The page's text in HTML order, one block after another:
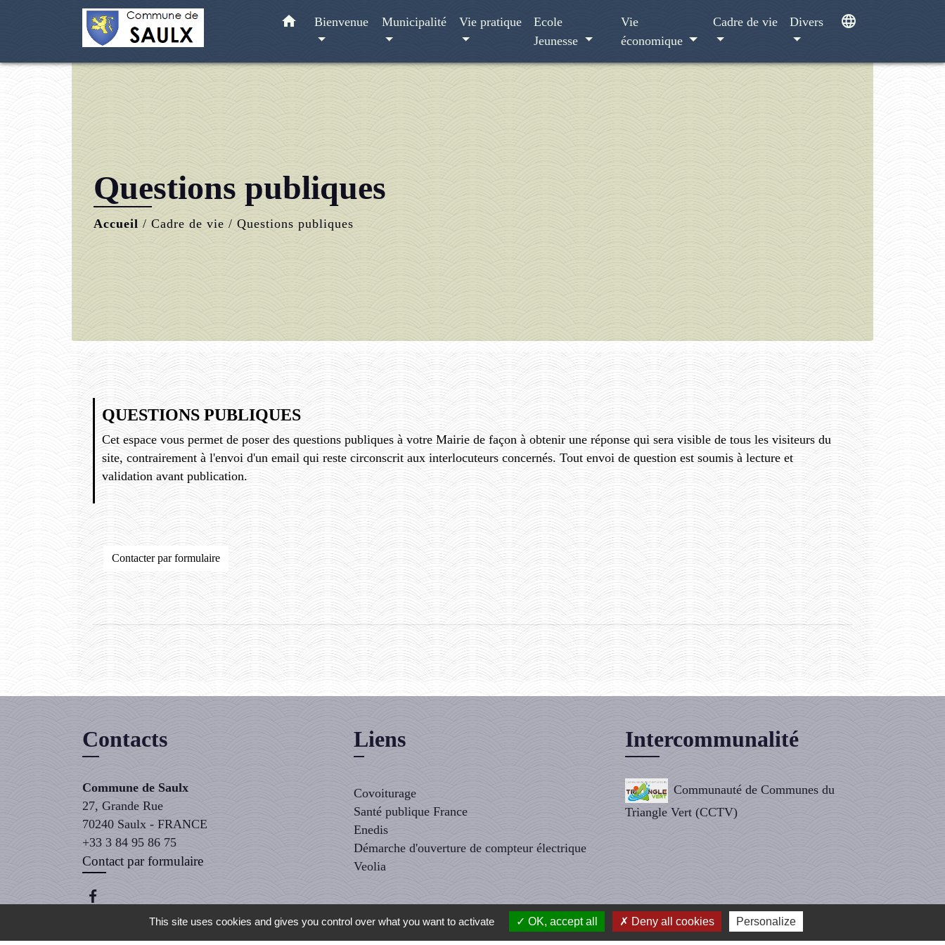
home Bienvenue Municipalité Vie pratique
Ecole
Jeunesse
Vie
économique
Cadre de vie Divers language
Questions publiques
Accueil / Cadre de vie / Questions publiques
QUESTIONS PUBLIQUES
Cet espace vous permet de poser des questions publiques à votre Mairie de façon à obtenir une réponse qui sera visible de tous les visiteurs du
site, contrairement à l'envoi d'un email qui reste circonscrit aux interlocuteurs concernés. Tout envoi de question est soumis à lecture et
validation avant publication.
Contacter par formulaire
Contacts
Commune de Saulx
27, Grande Rue
70240 Saulx - FRANCE
+33 3 84 95 86 75
Contact par formulaire
Liens
Covoiturage
Santé publique France
Enedis
Démarche d'ouverture de compteur électrique
Veolia
Intercommunalité
Communauté de Communes du
Triangle Vert (CCTV)
Politique de confidentialité Gestion des cookies
This site uses cookies and gives you control over what you want to activate OK, accept all Deny all cookies Personalize